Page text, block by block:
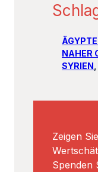
NAHER
SYRIEN
Zeigen
Spenden